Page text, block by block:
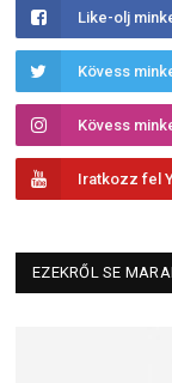
Like-olj
Kövess
Kövess
Iratkozz fel
EZEKRŐL SE